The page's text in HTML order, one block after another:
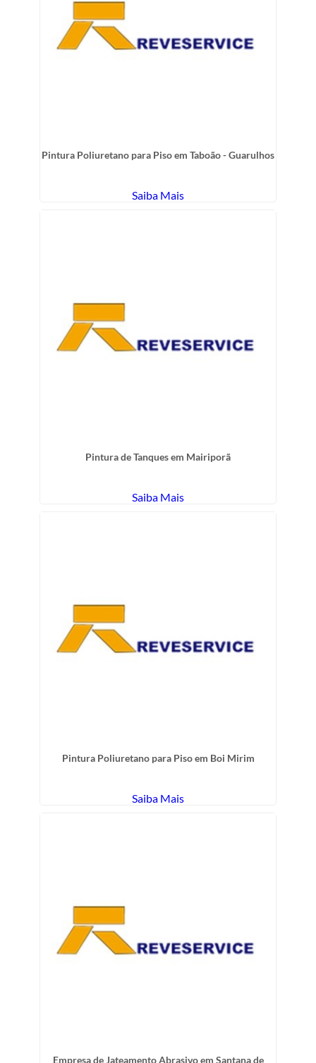
Pintura Poliuretano para Piso em Taboão - Guarulhos
Saiba Mais
Pintura de Tanques em Mairiporã
Saiba Mais
Pintura Poliuretano para Piso em Boi Mirim
Saiba Mais
Empresa de Jateamento Abrasivo em Santana de